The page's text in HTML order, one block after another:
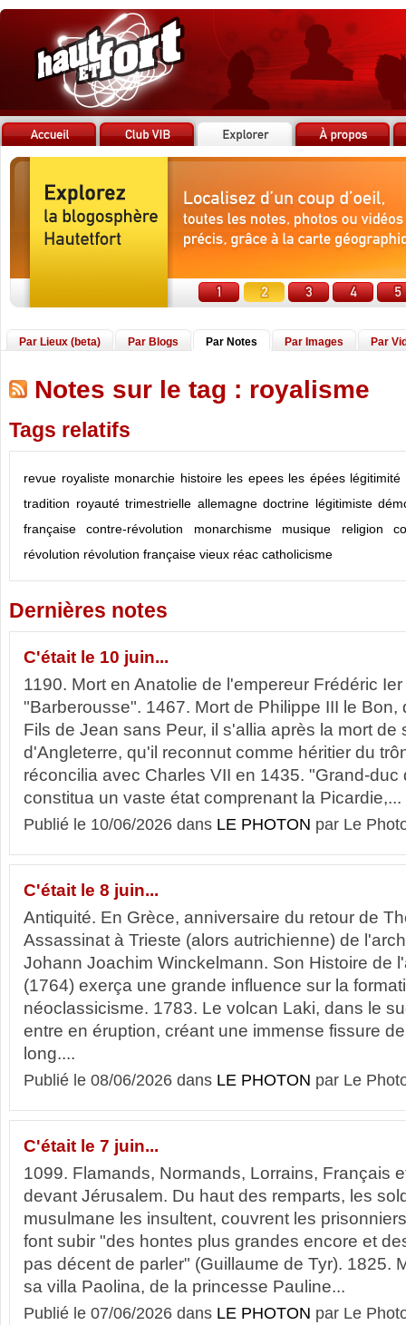
Par Lieux (beta) Par Blogs Par Notes Par Images Par
Notes sur le tag : royalisme
Tags relatifs
revue royaliste monarchie histoire les epees les épées légitimité
tradition royauté trimestrielle allemagne doctrine légitimiste
française
contre-révolution monarchisme musique religion
révolution révolution française vieux réac catholicisme
Dernières notes
C'était le 10 juin...
1190. Mort en Anatolie de l'empereur Frédéric
"Barberousse". 1467. Mort de Philippe III le Bon,
Fils de Jean sans Peur, il s'allia après la mort de
d'Angleterre, qu'il reconnut comme héritier du
réconcilia avec Charles VII en 1435. "Grand-duc
constitua un vaste état comprenant la Picardie,...
Publié le 10/06/2026 dans LE PHOTON par Le
C'était le 8 juin...
Antiquité. En Grèce, anniversaire du retour de
Assassinat à Trieste (alors autrichienne) de
Johann Joachim Winckelmann. Son Histoire de
(1764) exerça une grande influence sur la
néoclassicisme. 1783. Le volcan Laki, dans le
entre en éruption, créant une immense fissure
long....
Publié le 08/06/2026 dans LE PHOTON par Le
C'était le 7 juin...
1099. Flamands, Normands, Lorrains, Français
devant Jérusalem. Du haut des remparts, les
musulmane les insultent, couvrent les
font subir "des hontes plus grandes encore et
pas décent de parler" (Guillaume de Tyr). 1825.
sa villa Paolina, de la princesse Pauline...
Publié le 07/06/2026 dans LE PHOTON par Le